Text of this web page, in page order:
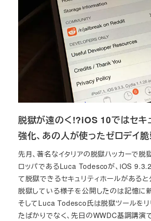
脱獄が遠のく!?iOS 10ではセキ
強化、あの人が使ったゼロデイ
先月、著名なイタリアの脱獄ハッカーで
ロッパであるLuca Todescoが、iOS
て脱獄できるセキュリティホールがあると
脱獄している様子を公開したのは記憶に
そしてLuca Todesco氏は脱獄ツールをリ
たばかりでなく、先日のWWDC基調講演